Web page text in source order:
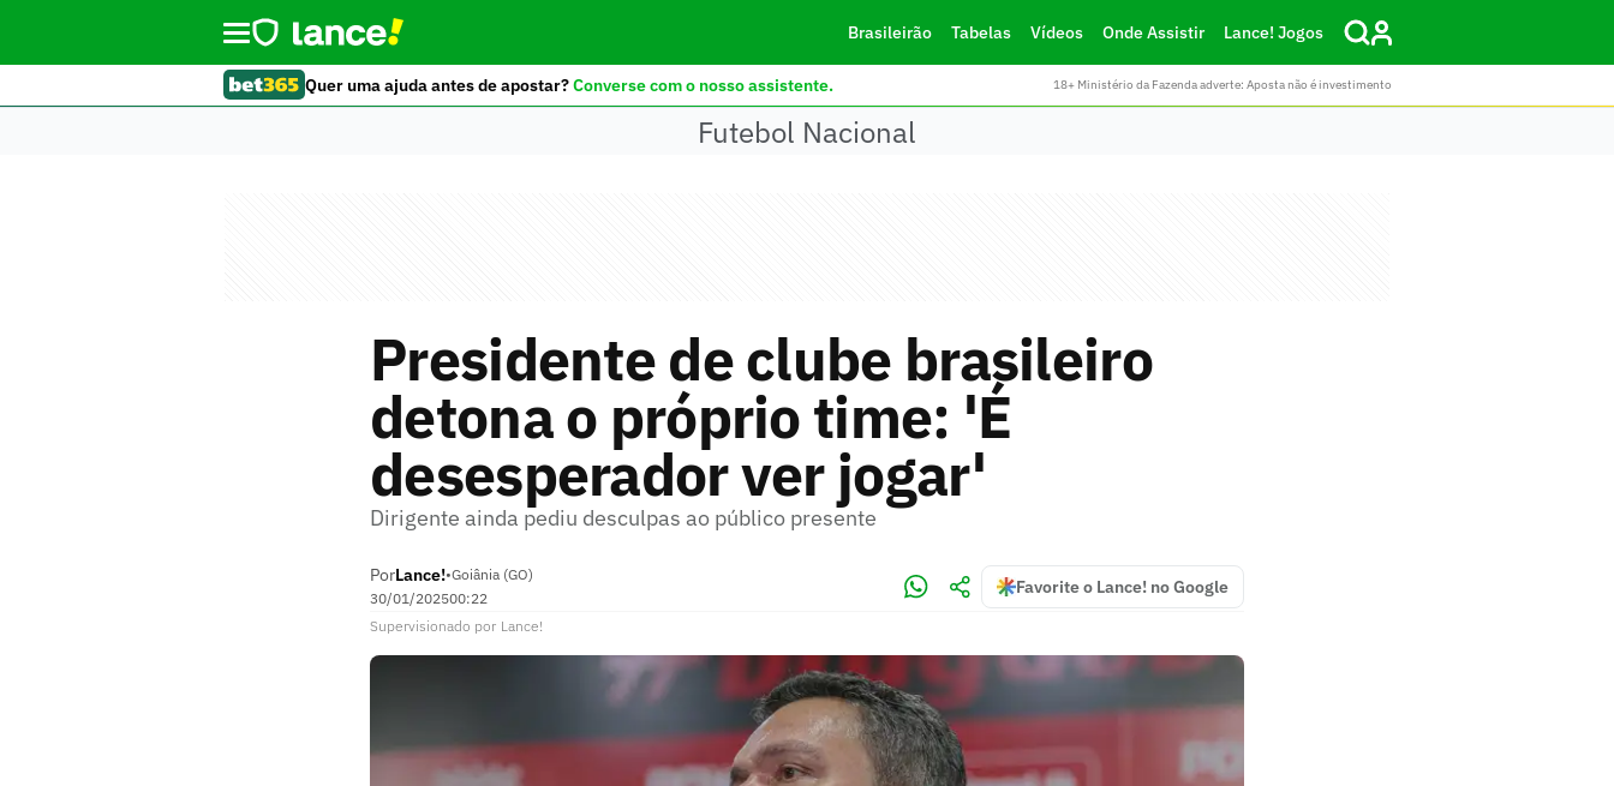
Brasileirão Tabelas Vídeos Onde Assistir Lance! Jogos
Quer uma ajuda antes de apostar?Converse com o nosso assistente. 18+ Ministério da Fazenda adverte: Aposta não é investimento
Futebol Nacional
Presidente de clube brasileiro
detona o próprio time: 'É
desesperador ver jogar'
Dirigente ainda pediu desculpas ao público presente
PorLance!•Goiânia (GO)
30/01/202500:22
Favorite o Lance! no Google
Supervisionado por Lance!